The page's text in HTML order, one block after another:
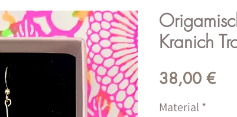
Kranich
38,00 €Preis
Material *